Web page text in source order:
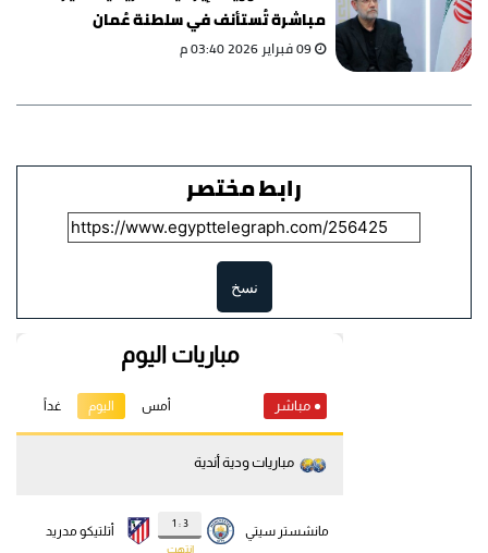
مباشرة تُستأنف في سلطنة عُمان
09 فبراير 2026 03:40 م
رابط مختصر
نسخ